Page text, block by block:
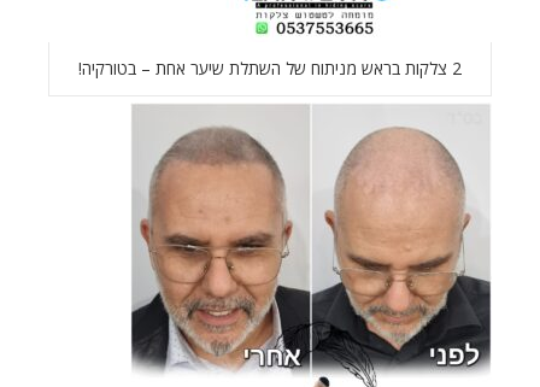
2 צלקות בראש מניתוח של השתלת שיער אחת – בטורקיה!